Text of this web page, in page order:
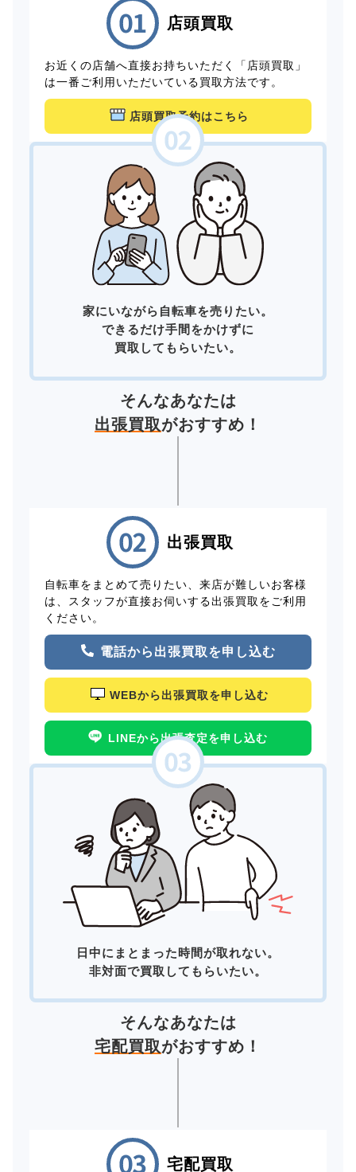
店頭買取
お近くの店舗へ直接お持ちいただく「店頭買取」
は一番ご利用いただいている買取方法です。
店頭買取予約はこちら
家にいながら自転車を売りたい。
できるだけ手間をかけずに
買取してもらいたい。
そんなあなたは
出張買取がおすすめ！
出張買取
自転車をまとめて売りたい、来店が難しいお客様
は、スタッフが直接お伺いする出張買取をご利用
ください。
電話から出張買取を申し込む
WEBから出張買取を申し込む
LINEから出張査定を申し込む
日中にまとまった時間が取れない。
非対面で買取してもらいたい。
そんなあなたは
宅配買取がおすすめ！
宅配買取